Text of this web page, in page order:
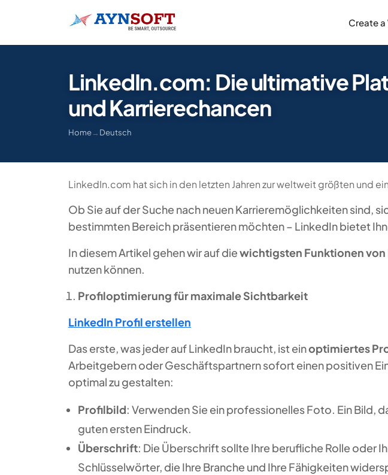
Create
LinkedIn.com: Die ultimative
und Karrierechancen
Home→ Deutsch
LinkedIn.com hat sich in den letzten Jahren zur weltweit größten und
Ob Sie auf der Suche nach neuen Karrieremöglichkeiten sind,
bestimmten Bereich präsentieren möchten – LinkedIn bietet
In diesem Artikel gehen wir auf diewichtigsten Funktionen
nutzen können.
Profiloptimierung für maximale Sichtbarkeit
LinkedIn Profil erstellen
Das erste, was jeder auf LinkedIn braucht, ist einoptimiertes
Arbeitgebern oder Geschäftspartnern sofort einen positiven
optimal zu gestalten:
Profilbild: Verwenden Sie ein professionelles Foto. Ein Bild,
guten ersten Eindruck.
Überschrift: Die Überschrift sollte Ihre berufliche Rolle oder
Schlüsselwörter, die Ihre Branche und Ihre Fähigkeiten